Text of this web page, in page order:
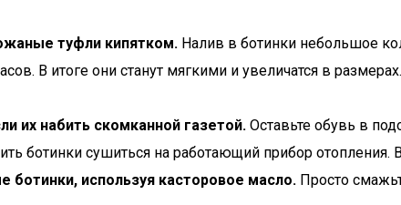
туфли кипятком. Налив в ботинки небольшое
В итоге они станут мягкими и увеличатся в
их набить скомканной газетой. Оставьте обувь в
ботинки сушиться на работающий прибор отопления.
используя касторовое масло. Просто